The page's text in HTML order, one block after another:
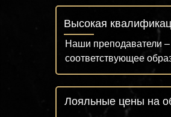
Наши преподаватели
соответствующее
Высокая
Лояльные цены на